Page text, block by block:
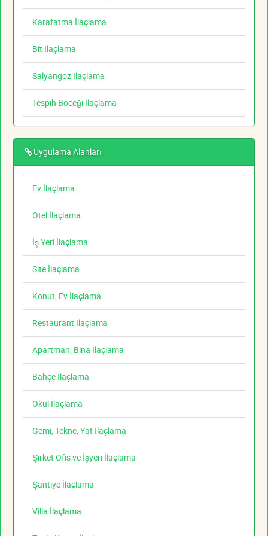
Karafatma İlaçlama
Bit İlaçlama
Salyangoz İlaçlama
Tespih Böceği İlaçlama
Uygulama Alanları
Ev İlaçlama
Otel İlaçlama
İş Yeri İlaçlama
Site İlaçlama
Konut, Ev İlaçlama
Restaurant İlaçlama
Apartman, Bina İlaçlama
Bahçe İlaçlama
Okul İlaçlama
Gemi, Tekne, Yat İlaçlama
Şirket Ofis ve İşyeri İlaçlama
Şantiye İlaçlama
Villa İlaçlama